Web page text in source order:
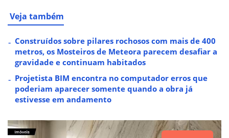
Veja também
Construídos sobre pilares rochosos com mais de 400
metros, os Mosteiros de Meteora parecem desafiar a
gravidade e continuam habitados
Projetista BIM encontra no computador erros que
poderiam aparecer somente quando a obra já
estivesse em andamento